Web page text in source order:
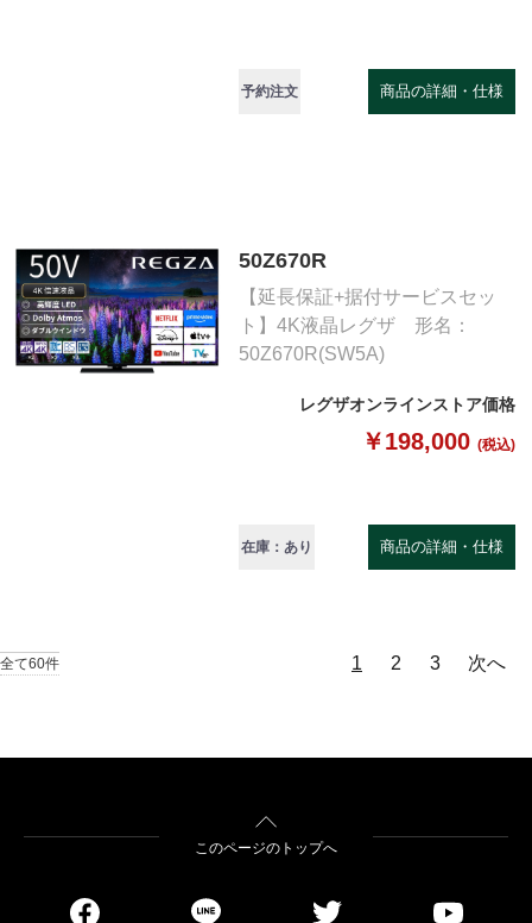
予約注文 商品の詳細・仕様
50Z670R
【延長保証+据付サービスセッ
ト】4K液晶レグザ 形名：
50Z670R(SW5A)
レグザオンラインストア価格
￥198,000 (税込)
在庫：あり 商品の詳細・仕様
全て60件 1 2 3 次へ
このページのトップへ